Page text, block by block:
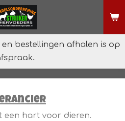
bestellingen afhalen is op
een hart voor dieren.